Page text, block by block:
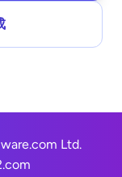
Ltd.